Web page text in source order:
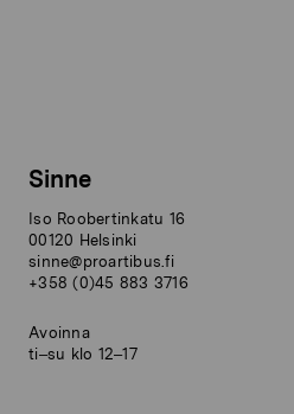
Sinne
Iso Roobertinkatu 16
00120 Helsinki
sinne@proartibus.fi
+358 (0)45 883 3716
Avoinna
ti–su klo 12–17